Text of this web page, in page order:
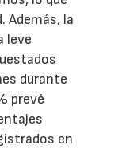
Además, la
leve
durante
prevé
en